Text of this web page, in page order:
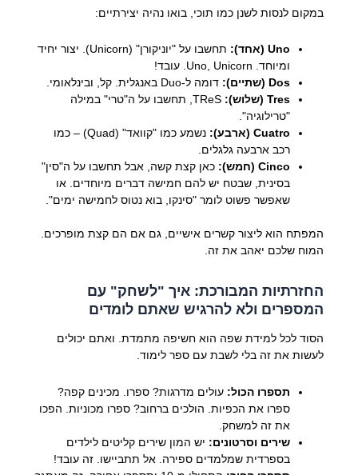
במקום לנסות לשנן כמו תוכי, בואו נהיה יצירתיים:
Uno (אחד):
תחשבו על "יוניקורן" (Unicorn). יצור יחיד
ומיוחד. Uno, Unicorn. עובד!
Dos (שתיים):
דומה ל-Duo באנגלית. קל, ובינלאומי.
Tres (שלוש):
TReS, תחשבו על ה"טרי" במילה
"טרילוגיה".
Cuatro (ארבע):
נשמע כמו "קוואד" (Quad) – כמו
רכב ארבעה גלגלים.
Cinco (חמש):
כאן קצת קשה, אבל תחשבו על ה"סין"
בסינית, שבטח יש להם חמישה דברים מיוחדים. או
שאפשר פשוט לומר "סינקו, בוא נטוס לחמישה ימים".
המפתח הוא ליצור קשרים אישיים, גם אם הם קצת מופרכים.
המוח שלכם יאהב את זה.
החזרתיות המבורכת: איך "לשחק" עם
המספרים ולא להרגיש שאתם לומדים
הסוד לכל למידת שפה הוא חשיפה מתמדת. ואתם יכולים
לעשות את זה בלי לשבת עם ספר לימוד.
תספרו הכול: עולים מדרגות? ספרו. מכינים קפה?
ספרו את הכפיות. הולכים ברחוב? ספרו מכוניות. הפכו
את זה למשחק.
שירים וסרטונים: יש המון שירים קליטים לילדים
בספרדית שמלמדים ספירה. אל תתביישו. זה עובד!